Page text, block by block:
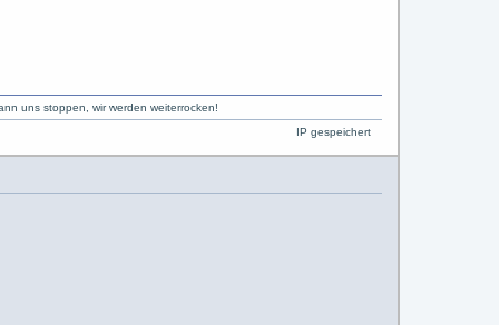
uns stoppen, wir werden weiterrocken!
IP gespeichert